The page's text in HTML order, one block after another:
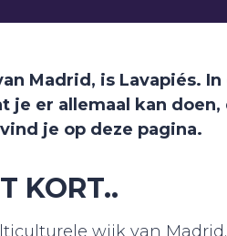
Madrid, is Lavapiés.
je er allemaal kan
je op deze pagina.
KORT..
wijk van